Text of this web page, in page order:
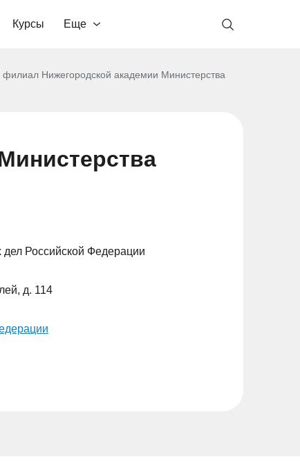
Курсы Еще
филиал Нижегородской академии Министерства
Российской Федерации
д. 114